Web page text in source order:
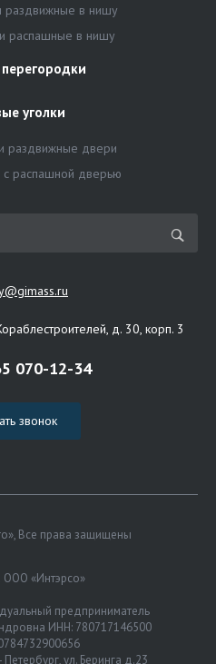
в нишу
распашные в нишу
уголки
раздвижные двери
распашной дверью
д. 30, корп. 3
070-12-34
звонок
Все права защищены
«Интэрсо»
предприниматель
ИНН: 780717146500
ул. Беринга д.23